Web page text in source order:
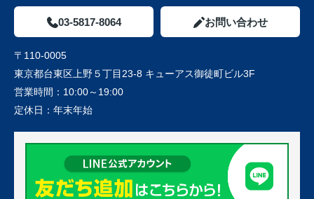
03-5817-8064 お問い合わせ
〒110-0005
東京都台東区上野５丁目23-8 キューアス御徒町ビル3F
営業時間： 10:00～19:00
定休日： 年末年始